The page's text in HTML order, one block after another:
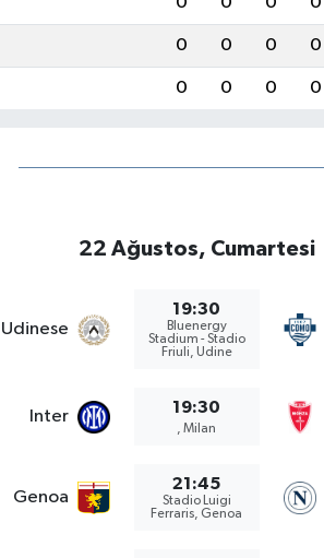
0 0 0 0
0 0 0 0
22 Ağustos, Cumartesi
Udinese
19:30
Bluenergy
Stadium - Stadio
Friuli, Udine
Inter
19:30
, Milan
Genoa
21:45
Stadio Luigi
Ferraris, Genoa